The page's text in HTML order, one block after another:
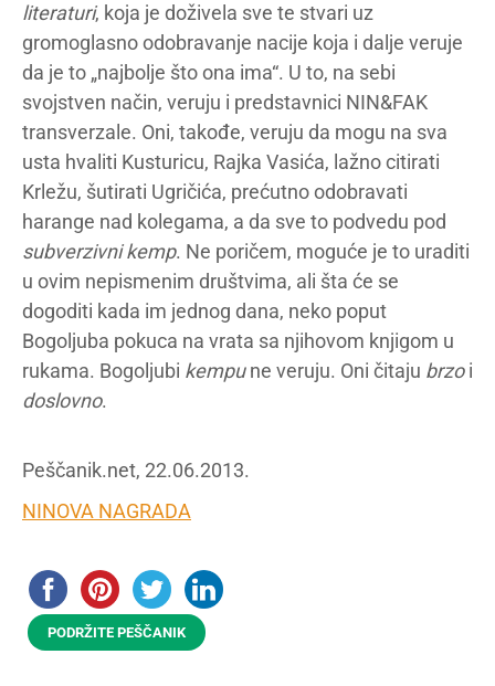
literaturi, koja je doživela sve te stvari uz
gromoglasno odobravanje nacije koja i dalje veruje
da je to „najbolje što ona ima“. U to, na sebi
svojstven način, veruju i predstavnici NIN&FAK
transverzale. Oni, takođe, veruju da mogu na sva
usta hvaliti Kusturicu, Rajka Vasića, lažno citirati
Krležu, šutirati Ugričića, prećutno odobravati
harange nad kolegama, a da sve to podvedu pod
subverzivni kemp. Ne poričem, moguće je to uraditi
u ovim nepismenim društvima, ali šta će se
dogoditi kada im jednog dana, neko poput
Bogoljuba pokuca na vrata sa njihovom knjigom u
rukama. Bogoljubi kempune veruju. Oni čitaju brzoi
doslovno.
Peščanik.net, 22.06.2013.
NINOVA NAGRADA
PODRŽITE PEŠČANIK